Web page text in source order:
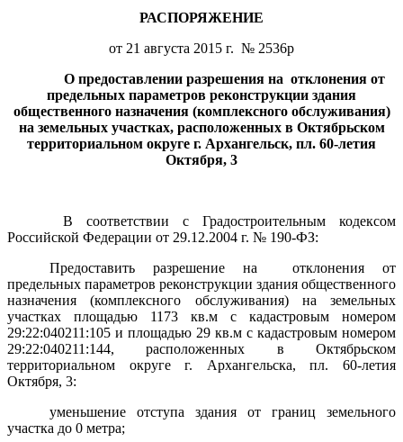
РАСПОРЯЖЕНИЕ
от 21 августа 2015 г. № 2536р
О предоставлении разрешения на отклонения от
предельных параметров реконструкции здания
общественного назначения (комплексного обслуживания)
на земельных участках, расположенных в Октябрьском
территориальном округе г. Архангельск, пл. 60-летия
Октября, 3
В соответствии с Градостроительным кодексом
Российской Федерации от 29.12.2004 г. № 190-ФЗ:
Предоставить разрешение на
отклонения от
предельных параметров реконструкции здания общественного
назначения (комплексного обслуживания) на земельных
участках площадью 1173 кв.м с кадастровым номером
29:22:040211:105 и площадью 29 кв.м с кадастровым номером
29:22:040211:144, расположенных в Октябрьском
территориальном округе г. Архангельска, пл. 60-летия
Октября, 3:
уменьшение отступа здания от границ земельного
участка до 0 метра;